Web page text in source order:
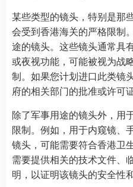
某些类型的镜头，特别是那
会受到香港海关的严格限制
途的镜头。这些镜头通常具
或夜视功能，可能被视为战
制。如果您计划进口此类镜
府的相关部门的批准或许可证
除了军事用途的镜头外，用
限制。例如，用于内窥镜、
镜头，可能需要符合香港卫
需要提供相关的技术文件、
明，以证明该镜头的安全性